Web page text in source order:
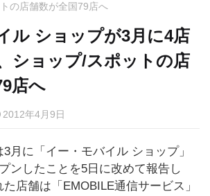
の店舗数が全国79店へ
ル ショップが3月に4店
ショップ/スポットの店
店へ
2012年4月9日
月に「イー・モバイル ショップ」
ンしたことを5日に改めて報告し
店舗は「EMOBILE通信サービス」